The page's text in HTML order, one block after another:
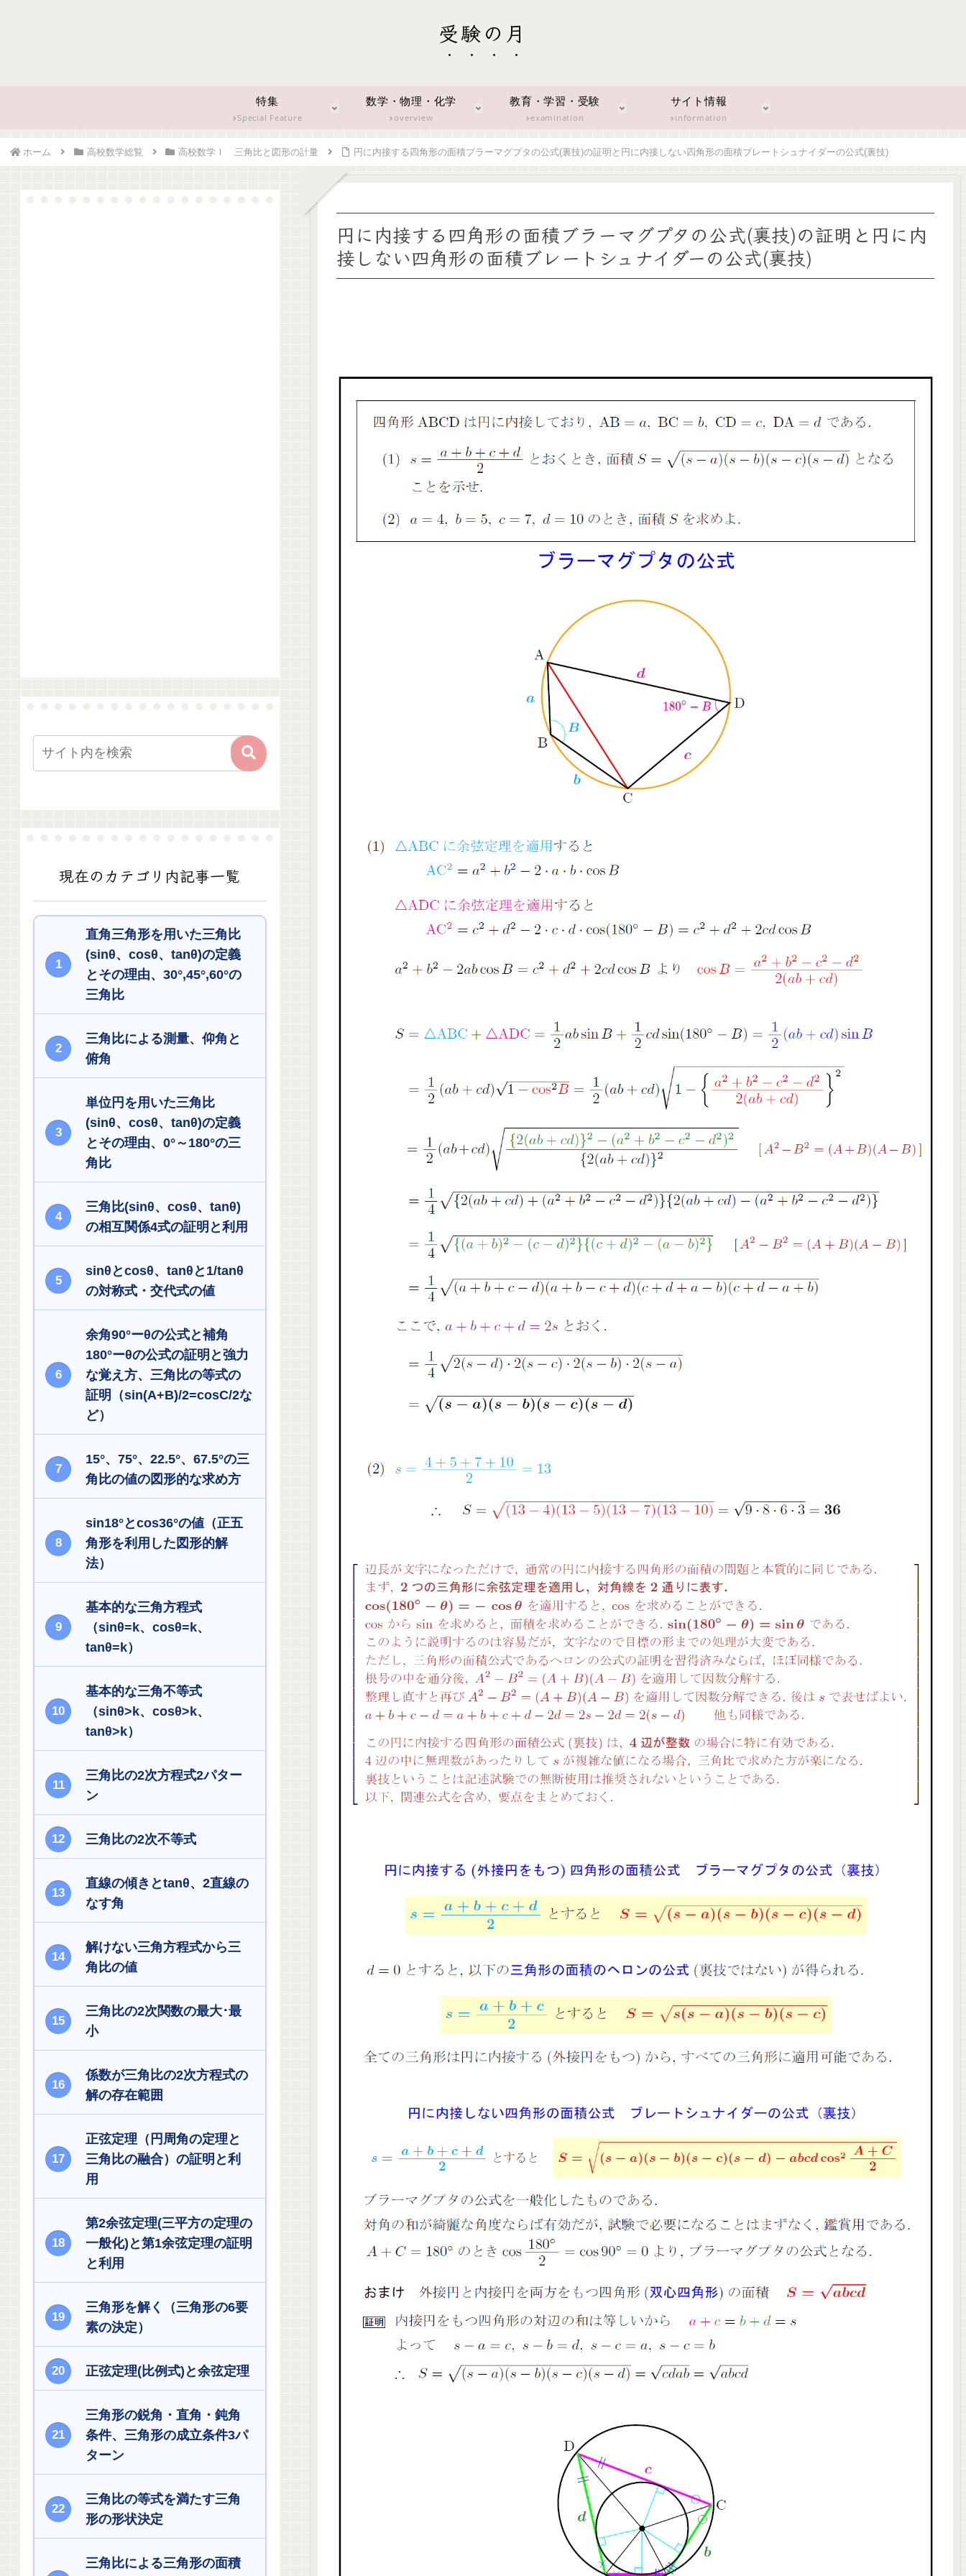
受験の月
特集
Special Feature
数学・物理・化学
overview
教育・学習・受験
examination
サイト情報
information
ホーム 高校数学総覧 高校数学Ⅰ 三角比と図形の計量 円に内接する四角形の面積ブラーマグプタの公式(裏技)の証明と円に内接しない四角形の面積ブレートシュナイダーの公式(裏技)
円に内接する四角形の面積ブラーマグプタの公式(裏技)の証明と円に内
接しない四角形の面積ブレートシュナイダーの公式(裏技)
現在のカテゴリ内記事一覧
直角三角形を用いた三角比
(sinθ、cosθ、tanθ)の定義
とその理由、30°,45°,60°の
三角比
三角比による測量、仰角と
俯角
単位円を用いた三角比
(sinθ、cosθ、tanθ)の定義
とその理由、0°～180°の三
角比
三角比(sinθ、cosθ、tanθ)
の相互関係4式の証明と利用
sinθとcosθ、tanθと1/tanθ
の対称式・交代式の値
余角90°ーθの公式と補角
180°ーθの公式の証明と強力
な覚え方、三角比の等式の
証明（sin(A+B)/2=cosC/2な
ど）
15°、75°、22.5°、67.5°の三
角比の値の図形的な求め方
sin18°とcos36°の値（正五
角形を利用した図形的解
法）
基本的な三角方程式
（sinθ=k、cosθ=k、
tanθ=k）
基本的な三角不等式
（sinθ>k、cosθ>k、
tanθ>k）
三角比の2次方程式2パター
ン
三角比の2次不等式
直線の傾きとtanθ、2直線の
なす角
解けない三角方程式から三
角比の値
三角比の2次関数の最大･最
小
係数が三角比の2次方程式の
解の存在範囲
正弦定理（円周角の定理と
三角比の融合）の証明と利
用
第2余弦定理(三平方の定理の
一般化)と第1余弦定理の証明
と利用
三角形を解く（三角形の6要
素の決定）
正弦定理(比例式)と余弦定理
三角形の鋭角・直角・鈍角
条件、三角形の成立条件3パ
ターン
三角比の等式を満たす三角
形の形状決定
三角比による三角形の面積